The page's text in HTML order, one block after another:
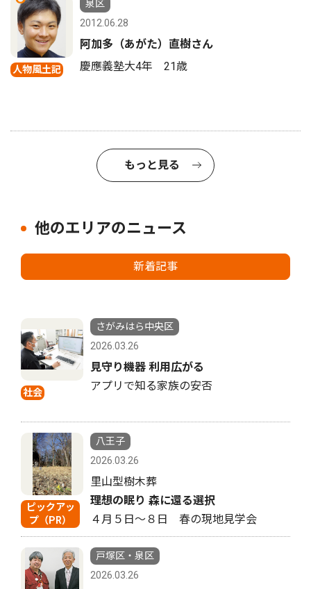
人物風土記
泉区
2012.06.28
阿加多（あがた）直樹さん
慶應義塾大4年 21歳
もっと見る
他のエリアのニュース
新着記事
社会
さがみはら中央区
2026.03.26
見守り機器 利用広がる
アプリで知る家族の安否
ピックアッ
プ（PR）
八王子
2026.03.26
里山型樹木葬
理想の眠り 森に還る選択
４月５日〜８日 春の現地見学会
戸塚区・泉区
2026.03.26